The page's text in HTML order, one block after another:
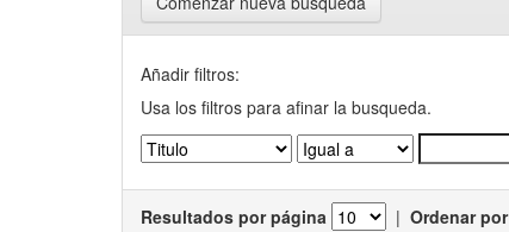
Añadir filtros:
Usa los filtros para afinar la busqueda.
Resultados por página | Ordenar por